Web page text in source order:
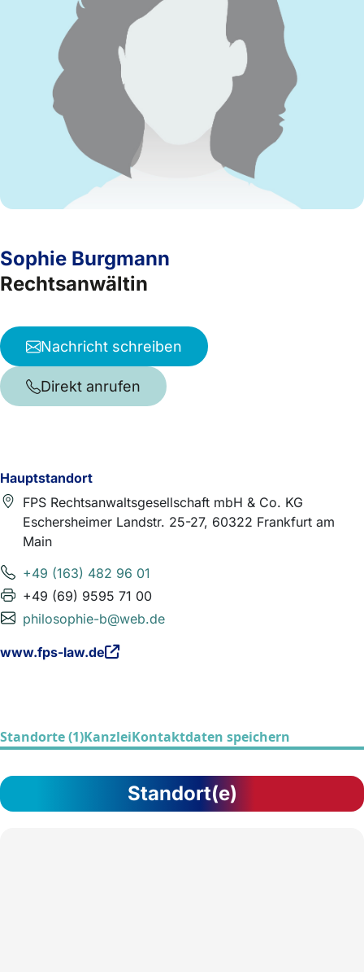
Hauptstandort
FPS Rechtsanwaltsgesellschaft mbH & Co. KG
Eschersheimer Landstr. 25-27, 60322 Frankfurt am
Main
+49 (163) 482 96 01
+49 (69) 9595 71 00
philosophie-b@web.de
www.fps-law.de
Sophie Burgmann
Rechtsanwältin
Nachricht schreiben
Direkt anrufen
Standorte (1)KanzleiKontaktdaten speichern
Standort(e)